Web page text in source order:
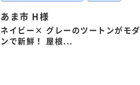
あま市 H様
ネイビー× グレーのツートンがモダ
ンで新鮮！ 屋根...